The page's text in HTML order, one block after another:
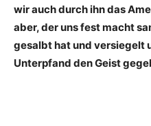
wir auch durch ihn das
aber, der uns fest macht
gesalbt hat und versiegelt
Unterpfand den Geist